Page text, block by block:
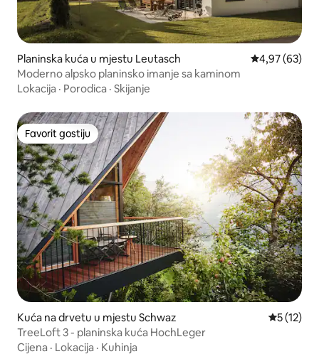
Planinska kuća u mjestu Leutasch prosječna
4,97 (63)
Moderno alpsko planinsko imanje sa kaminom
Lokacija · Porodica · Skijanje
Favorit gostiju
Favorit gostiju
Kuća na drvetu u mjestu Schwaz prosječna
5 (12)
TreeLoft 3 - planinska kuća HochLeger
Cijena · Lokacija · Kuhinja